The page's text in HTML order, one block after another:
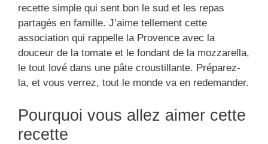
recette simple qui sent bon le sud et les repas
partagés en famille. J’aime tellement cette
association qui rappelle la Provence avec la
douceur de la tomate et le fondant de la mozzarella,
le tout lové dans une pâte croustillante. Préparez-
la, et vous verrez, tout le monde va en redemander.
Pourquoi vous allez aimer cette
recette